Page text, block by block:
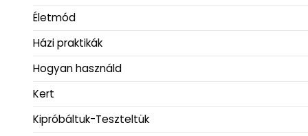
Életmód
Házi praktikák
Hogyan használd
Kert
Kipróbáltuk-Teszteltük